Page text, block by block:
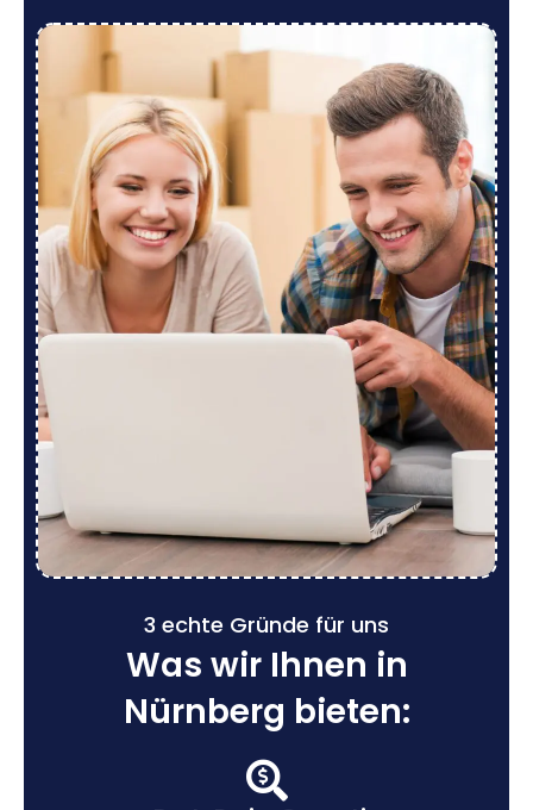
3 echte Gründe für uns
Was wir Ihnen in
Nürnberg bieten: